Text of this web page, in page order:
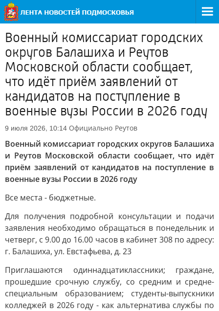
Военный комиссариат городских
округов Балашиха и Реутов
Московской области сообщает,
что идёт приём заявлений от
кандидатов на поступление в
военные вузы России в 2026 году
9 июля 2026, 10:14 Официально Реутов
Военный комиссариат городских округов Балашиха
и Реутов Московской области сообщает, что идёт
приём заявлений от кандидатов на поступление в
военные вузы России в 2026 году
Все места - бюджетные.
Для получения подробной консультации и подачи
заявления необходимо обращаться в понедельник и
четверг, с 9.00 до 16.00 часов в кабинет 308 по адресу:
г. Балашиха, ул. Евстафьева, д. 23
Приглашаются одиннадцатиклассники; граждане,
прошедшие срочную службу, со средним и средне-
специальным образованием; студенты-выпускники
колледжей в 2026 году - как альтернатива службы по